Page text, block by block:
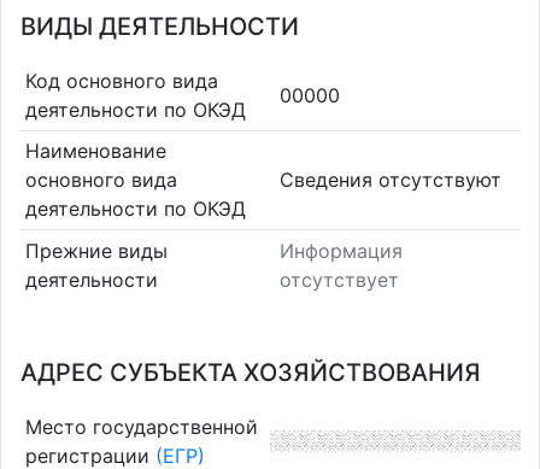
ВИДЫ ДЕЯТЕЛЬНОСТИ
Код основного вида
деятельности по ОКЭД
00000
Наименование
основного вида
деятельности по ОКЭД
Cведения отсутствуют
Прежние виды
деятельности
Информация
отсутствует
АДРЕС СУБЪЕКТА ХОЗЯЙСТВОВАНИЯ
Место государственной
регистрации (ЕГР)